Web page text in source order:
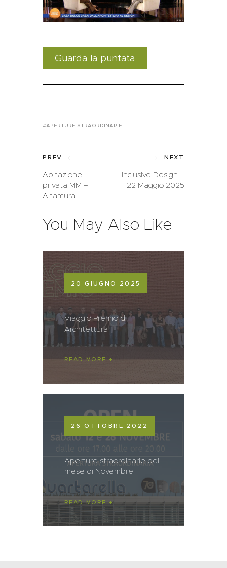
Guarda la puntata
APERTURE STRAORDINARIE
PREV
Abitazione
privata MM –
Altamura
NEXT
Inclusive Design –
22 Maggio 2025
You May Also Like
20 GIUGNO 2025
Viaggio Premio di
Architettura
READ MORE
26 OTTOBRE 2022
Aperture straordinarie del
mese di Novembre
READ MORE